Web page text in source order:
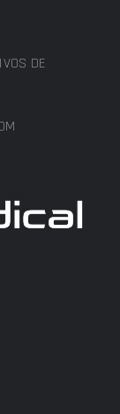
DE